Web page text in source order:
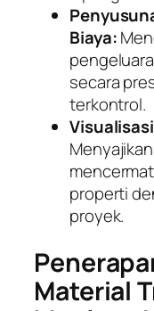
Biaya:
secara
terkontrol.
properti
proyek.
Material